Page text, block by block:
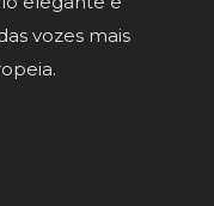
vozes mais